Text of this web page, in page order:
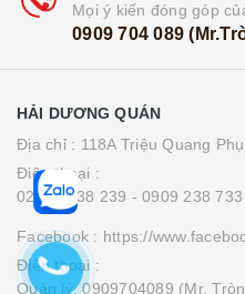
Mọi ý kiến đóng góp
0909 704 089
HẢI DƯƠNG QUÁN
Địa chỉ : 118A Triệu Quang
Điện thoại :
0283 8538 239 - 0909 238 733
Facebook : https://
Điện thoại :
Quản lý: 0909704089 (Mr.